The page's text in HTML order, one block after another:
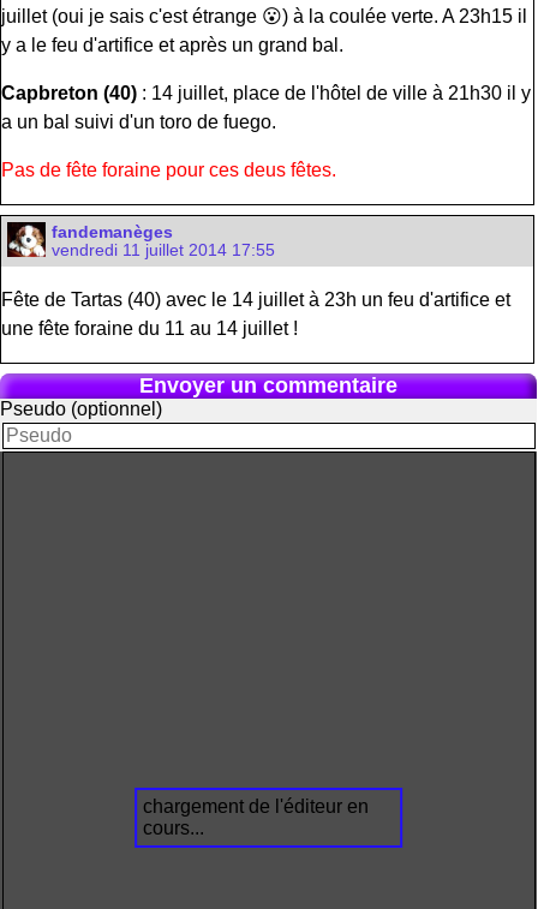
juillet (oui je sais c'est étrange 😮) à la coulée verte. A 23h15 il
y a le feu d'artifice et après un grand bal.
Capbreton (40) : 14 juillet, place de l'hôtel de ville à 21h30 il y
a un bal suivi d'un toro de fuego.
Pas de fête foraine pour ces deus fêtes.
fandemanèges
vendredi 11 juillet 2014 17:55
Fête de Tartas (40) avec le 14 juillet à 23h un feu d'artifice et
une fête foraine du 11 au 14 juillet !
Envoyer un commentaire
Pseudo (optionnel)
chargement de l'éditeur en
cours...